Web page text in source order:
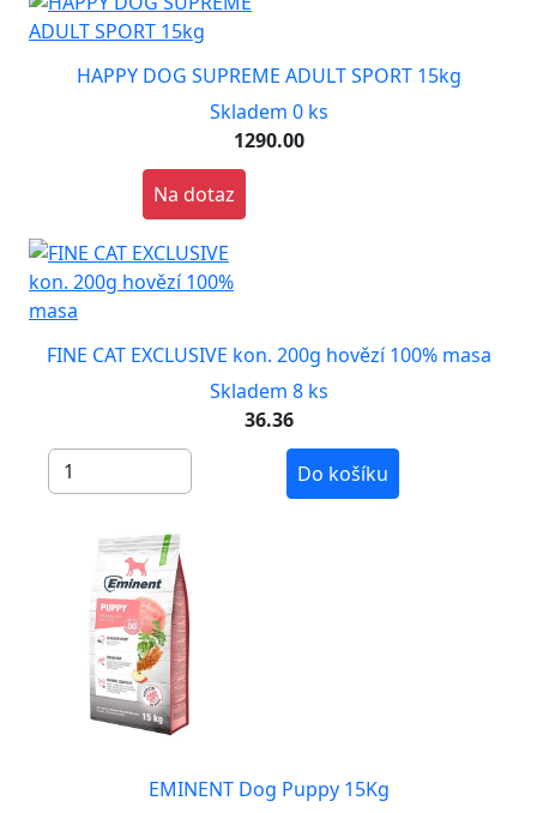
HAPPY DOG SUPREME ADULT SPORT 15kg
Skladem 0 ks
1290.00
Na dotaz
FINE CAT EXCLUSIVE kon. 200g hovězí 100% masa
Skladem 8 ks
36.36
Do košíku
EMINENT Dog Puppy 15Kg